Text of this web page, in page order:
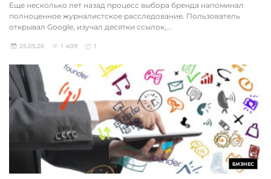
Еще несколько лет назад процесс выбора бренда напоминал
полноценное журналистское расследование. Пользователь
открывал Google, изучал десятки ссылок,...
25.05.26 1 409 1
БИЗНЕС